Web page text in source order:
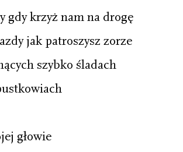
gdy krzyż nam na drogę
jak patroszysz zorze
szybko śladach
głowie